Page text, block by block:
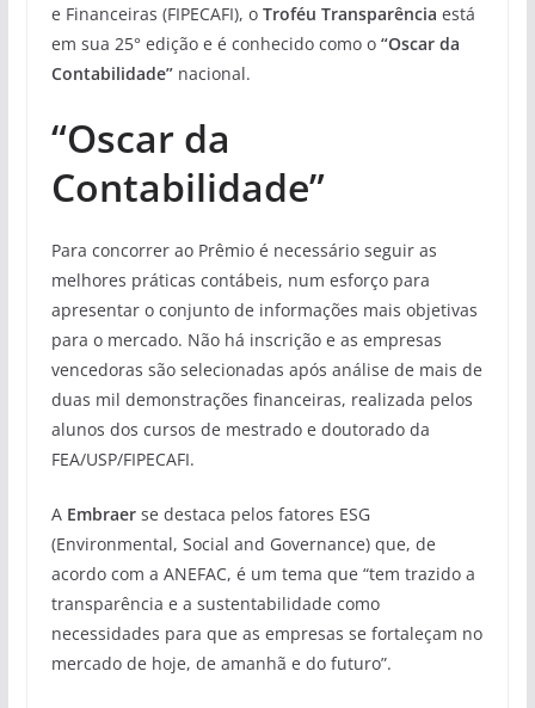
e Financeiras (FIPECAFI), o Troféu Transparência está
em sua 25° edição e é conhecido como o “Oscar da
Contabilidade”nacional.
“Oscar da
Contabilidade”
Para concorrer ao Prêmio é necessário seguir as
melhores práticas contábeis, num esforço para
apresentar o conjunto de informações mais objetivas
para o mercado. Não há inscrição e as empresas
vencedoras são selecionadas após análise de mais de
duas mil demonstrações financeiras, realizada pelos
alunos dos cursos de mestrado e doutorado da
FEA/USP/FIPECAFI.
AEmbraer se destaca pelos fatores ESG
(Environmental, Social and Governance) que, de
acordo com a ANEFAC, é um tema que “tem trazido a
transparência e a sustentabilidade como
necessidades para que as empresas se fortaleçam no
mercado de hoje, de amanhã e do futuro”.